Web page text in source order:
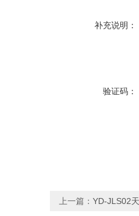
补充说明：
验证码：
上一篇： YD-JLS02